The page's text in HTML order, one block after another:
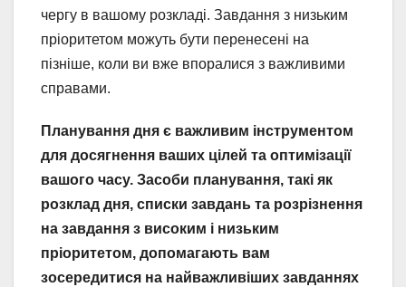
чергу в вашому розкладі. Завдання з низьким
пріоритетом можуть бути перенесені на
пізніше, коли ви вже впоралися з важливими
справами.
Планування дня є важливим інструментом
для досягнення ваших цілей та оптимізації
вашого часу. Засоби планування, такі як
розклад дня, списки завдань та розрізнення
на завдання з високим і низьким
пріоритетом, допомагають вам
зосередитися на найважливіших завданнях